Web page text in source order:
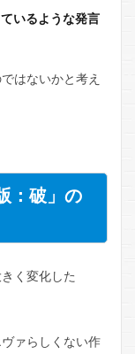
いるような発言
はないかと考え
：破」の
く変化した
ァらしくない作